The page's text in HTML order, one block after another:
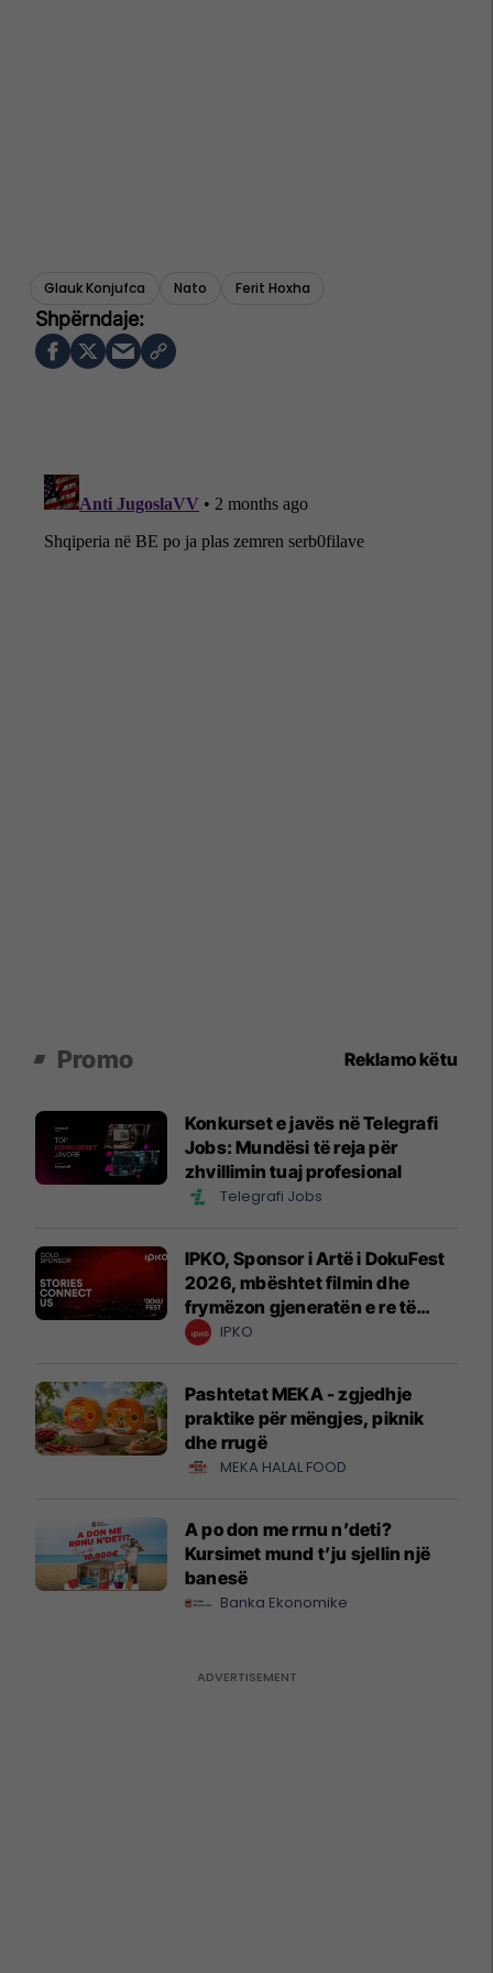
Glauk Konjufca Nato Ferit Hoxha
Promo Reklamo këtu
Konkurset e javës në Telegrafi
Jobs: Mundësi të reja për
zhvillimin tuaj profesional
Telegrafi Jobs
IPKO, Sponsor i Artë i DokuFest
2026, mbështet filmin dhe
frymëzon gjeneratën e re të
krijuesve
IPKO
Pashtetat MEKA - zgjedhje
praktike për mëngjes, piknik
dhe rrugë
MEKA HALAL FOOD
A po don me rrnu n’deti?
Kursimet mund t’ju sjellin një
banesë
Banka Ekonomike